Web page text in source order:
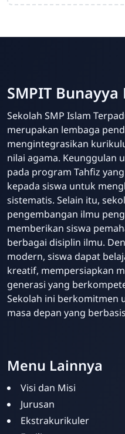
SMPIT
Sekolah SMP Islam
merupakan lembaga
mengintegrasikan
nilai agama. Keunggulan
pada program Tahfiz
kepada siswa untuk
sistematis. Selain itu,
pengembangan ilmu
memberikan siswa
berbagai disiplin ilmu.
modern, siswa dapat
kreatif, mempersiapkan
generasi yang
Sekolah ini berkomitmen
masa depan yang
Menu Lainnya
Visi dan Misi
Jurusan
Ekstrakurikuler